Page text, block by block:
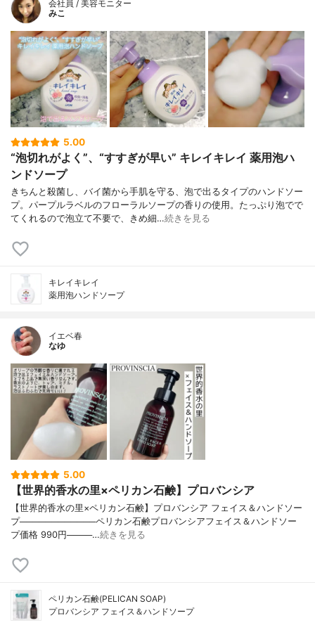
会社員 / 美容モニター
みこ
5.00
“泡切れがよく”、“すすぎが早い” キレイキレイ 薬用泡ハ
ンドソープ
きちんと殺菌し、バイ菌から手肌を守る、泡で出るタイプのハンドソー
プ。パープルラベルのフローラルソープの香りの使用。たっぷり泡でで
てくれるので泡立て不要で、きめ細…続きを見る
キレイキレイ
薬用泡ハンドソープ
イエベ春
なゆ
5.00
【世界的香水の里×ペリカン石鹸】プロバンシア
【世界的香水の里×ペリカン石鹸】プロバンシア フェイス＆ハンドソー
プ────────────ペリカン石鹸プロバンシアフェイス＆ハンドソー
プ価格 990円────…続きを見る
ペリカン石鹸(PELICAN SOAP)
プロバンシア フェイス＆ハンドソープ